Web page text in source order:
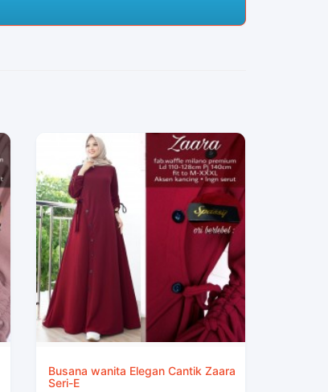
Busana wanita Elegan Cantik Zaara
Seri-E